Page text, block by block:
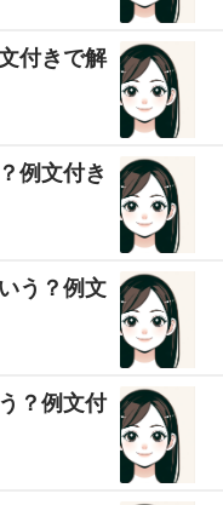
付きで解
例文付き
う？例文
？例文付